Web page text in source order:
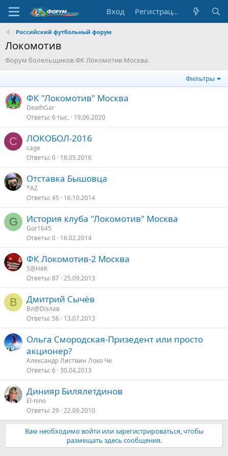
Вход Регистрация
Российский футбольный форум
Локомотив
Форум болельщиков ФК Локомотив Москва.
Фильтры
ФК "Локомотив" Москва
DeathGar
Ответы 6 тыс. 19.06.2020
C ЛОКОБОЛ-2016
cage
Ответы 0 18.05.2016
Отставка Бышовца
*AZ
Ответы 45 16.10.2014
G История клуба "Локомотив" Москва
Gor1645
Ответы 0 16.02.2014
ФК Локомотив-2 Москва
S@HёK
Ответы 87 25.09.2013
В Дмитрий Сычёв
Вл@Disлав
Ответы 56 13.07.2013
Ольга Смородская-Призедент или просто
акционер?
Александр Листвин Локо Че
Ответы 6 30.04.2013
Динияр Билялетдинов
El-nino
Ответы 29 22.09.2010
Вам необходимо войти или зарегистрироваться, чтобы
размещать здесь сообщения.